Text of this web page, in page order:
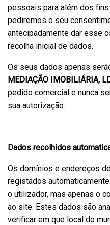
pessoais para além dos
pediremos o seu
antecipadamente dar esse
recolha inicial de dados.
Os seus dados apenas
MEDIAÇÃO IMOBILIÁRIA,
pedido comercial e nunca
sua autorização.
Dados recolhidos
Os domínios e endereços
registados
o utilizador, mas apenas o
ao site. Estes dados são
verificar em que local do